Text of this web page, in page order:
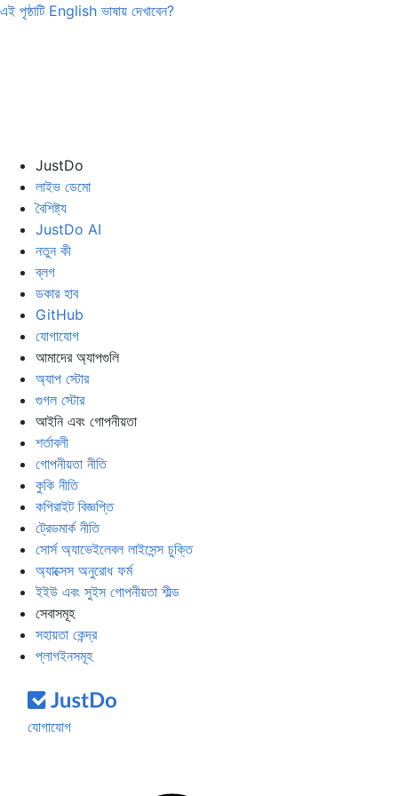
এই পৃষ্ঠাটি English ভাষায় দেখাবেন?
JustDo
লাইভ ডেমো
বৈশিষ্ট্য
JustDo AI
নতুন কী
ব্লগ
ডকার হাব
GitHub
যোগাযোগ
আমাদের অ্যাপগুলি
অ্যাপ স্টোর
গুগল স্টোর
আইনি এবং গোপনীয়তা
শর্তাবলী
গোপনীয়তা নীতি
কুকি নীতি
কপিরাইট বিজ্ঞপ্তি
ট্রেডমার্ক নীতি
সোর্স অ্যাভেইলেবল লাইসেন্স চুক্তি
অ্যাক্সেস অনুরোধ ফর্ম
ইইউ এবং সুইস গোপনীয়তা শীল্ড
সেবাসমূহ
সহায়তা কেন্দ্র
প্লাগইনসমূহ
যোগাযোগ